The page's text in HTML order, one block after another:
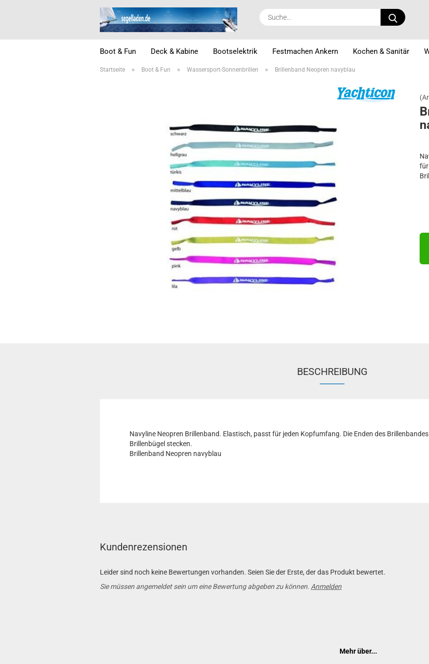
Suche...
Boot & Fun Deck & Kabine Bootselektrik Festmachen Ankern Kochen & Sanitär
Startseite » Boot & Fun » Wassersport-Sonnenbrillen » Brillenband Neopren navyblau
für
BESCHREIBUNG
Navyline Neopren Brillenband. Elastisch, passt für jeden Kopfumfang. Die Enden des
Brillenbügel stecken.
Brillenband Neopren navyblau
Kundenrezensionen
Leider sind noch keine Bewertungen vorhanden. Seien Sie der Erste, der das Produkt bewertet.
Sie müssen angemeldet sein um eine Bewertung abgeben zu können. Anmelden
Mehr über...